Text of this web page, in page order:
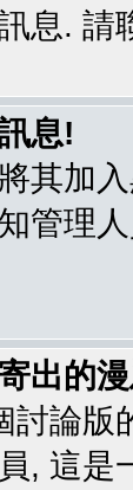
息. 請
息!
其加
管理
出的
討論
, 這